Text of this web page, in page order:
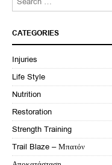
CATEGORIES
Injuries
Life Style
Nutrition
Restoration
Strength Training
Trail Blaze – Μπατόν